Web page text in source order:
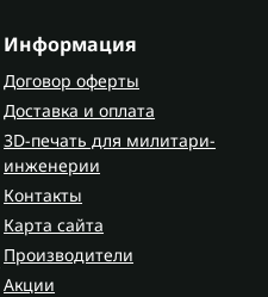
Информация
Договор оферты
Доставка и оплата
3D-печать для милитари-
инженерии
Контакты
Карта сайта
Производители
Акции